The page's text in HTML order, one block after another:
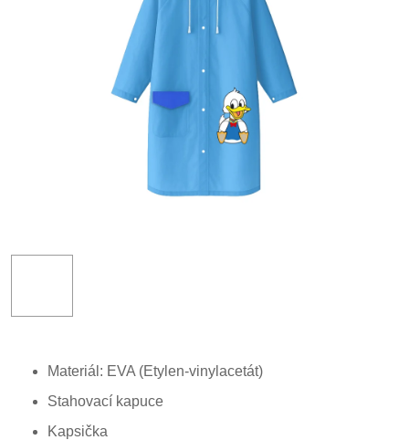
Materiál: EVA (Etylen-vinylacetát)
Stahovací kapuce
Kapsička